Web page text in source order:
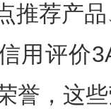
推荐产
用评价
誉，这